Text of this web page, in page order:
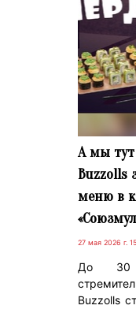
А мы тут
Buzzolls
меню в
27 мая 2026 г.
До 30
Buzzolls